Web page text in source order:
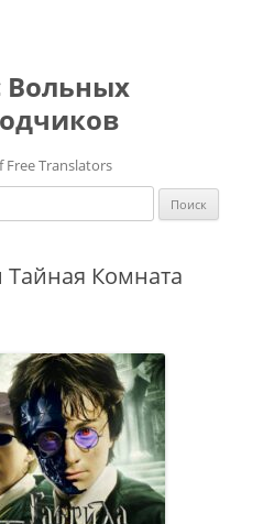
Вольных
Translators
Тайная Комната